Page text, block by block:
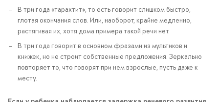
В три года «тарахтит», то есть говорит слишком быстро,
глотая окончания слов. Или, наоборот, крайне медленно,
растягивая их, хотя дома примера такой речи нет.
В три года говорит в основном фразами из мультиков и
книжек, но не строит собственные предложения. Зеркально
повторяет то, что говорят при нем взрослые, пусть даже к
месту.